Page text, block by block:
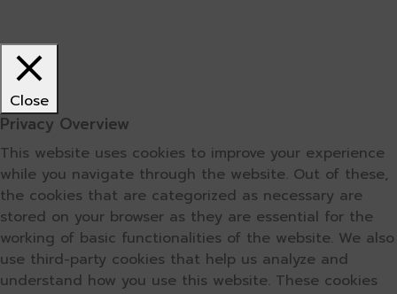
Close
Privacy Overview
This website uses cookies to improve your experience
while you navigate through the website. Out of these,
the cookies that are categorized as necessary are
stored on your browser as they are essential for the
working of basic functionalities of the website. We also
use third-party cookies that help us analyze and
understand how you use this website. These cookies